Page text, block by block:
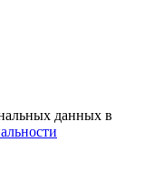
данных в